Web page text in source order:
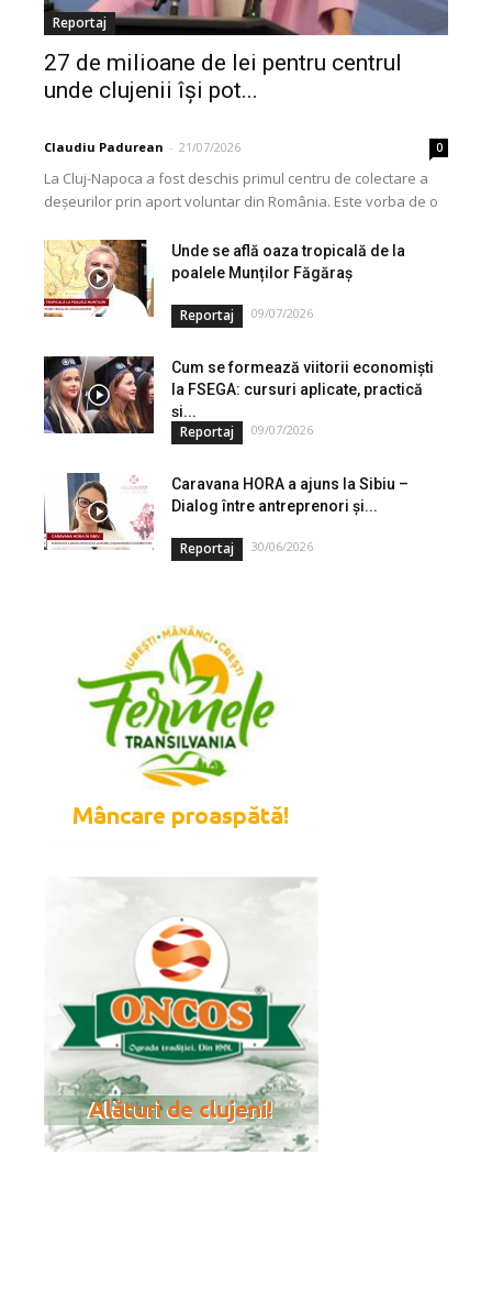
Reportaj
27 de milioane de lei pentru centrul
unde clujenii își pot...
Claudiu Padurean - 21/07/2026 0
La Cluj-Napoca a fost deschis primul centru de colectare a
deșeurilor prin aport voluntar din România. Este vorba de o
Unde se află oaza tropicală de la
poalele Munților Făgăraș
Reportaj 09/07/2026
Cum se formează viitorii economiști
la FSEGA: cursuri aplicate, practică
și...
Reportaj 09/07/2026
Caravana HORA a ajuns la Sibiu –
Dialog între antreprenori și...
Reportaj 30/06/2026